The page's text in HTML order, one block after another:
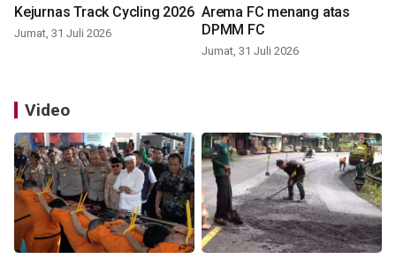
Kejurnas Track Cycling 2026
Jumat, 31 Juli 2026
Arema FC menang atas
DPMM FC
Jumat, 31 Juli 2026
Video